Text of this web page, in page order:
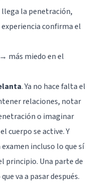
llega la penetración,
experiencia confirma el
más miedo en el
. Ya no hace falta el
relaciones, notar
o imaginar
cuerpo se active. Y
incluso lo que sí
principio. Una parte de
va a pasar después.